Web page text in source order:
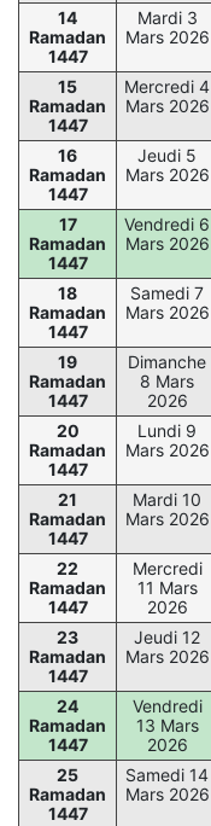
14
Ramadan
1447
Mardi 3
Mars 2026
15
Ramadan
1447
Mercredi 4
Mars 2026
16
Ramadan
1447
Jeudi 5
Mars 2026
17
Ramadan
1447
Vendredi 6
Mars 2026
18
Ramadan
1447
Samedi 7
Mars 2026
19
Ramadan
1447
Dimanche
8 Mars
2026
20
Ramadan
1447
Lundi 9
Mars 2026
21
Ramadan
1447
Mardi 10
Mars 2026
22
Ramadan
1447
Mercredi
11 Mars
2026
23
Ramadan
1447
Jeudi 12
Mars 2026
24
Ramadan
1447
Vendredi
13 Mars
2026
25
Ramadan
1447
Samedi 14
Mars 2026